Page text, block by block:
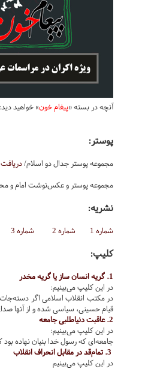
آنچه در بسته «پیغام خون» خواهید دید:
پوستر:
مجموعه پوستر جدال دو اسلام/دریافت
مجموعه پوستر و عکس‌نوشت امام و
نشریه:
شماره 1 شماره 2 شماره 3
کلیپ:
1. گریه انسان ساز یا گریه مخدر
در این کلیپ می‌بینیم:
در مکتب انقلاب اسلامی اگر
قیام حسینی، سیاسی شده و از آنها
2. عاقبت دنیاطلبی جامعه
در این کلیپ می‌بینیم:
جامعه‌ای که رسول خدا بنیان نهاده
3. تمام‌قد در مقابل انحراف انقلاب
در این کلیپ می‌بینیم